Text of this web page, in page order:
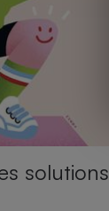
solutions